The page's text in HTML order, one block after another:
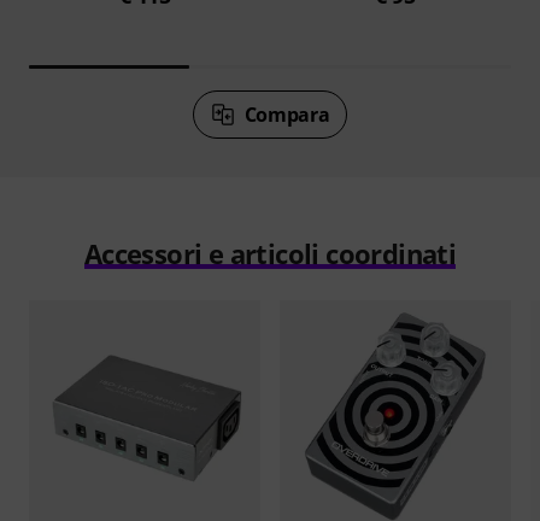
Compara
Accessori e articoli coordinati